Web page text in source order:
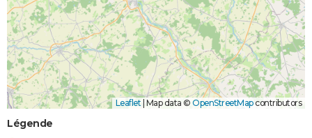
Leaflet | Map data © OpenStreetMapcontributors
Légende